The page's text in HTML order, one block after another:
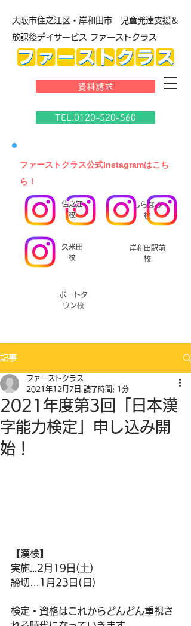
大阪市住之江区・岸和田市 児童発達支援＆
放課後デイサービス ファーストクラス
資料請求
TEL.0120-520-560
​ファーストクラス公式Instagramはこち
ら！
しらなみ
校
久米田
校
岸和田駅前
校
ポートタ
ウン校
住之江
校
記事
2021年度第3回「日本漢
字能力検定」申し込み開
始！
ファーストクラス
2021年12月7日 読了時間: 1分
【漢検】
実施...2月19日(土)
締切…1月23日(日)
検定・資格はこれからどんどん重視さ